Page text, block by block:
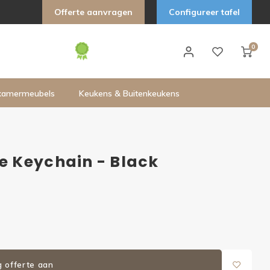
Offerte aanvragen Configureer tafel
0
Keukens & Buitenkeukens
Keychain - Black
offerte aan